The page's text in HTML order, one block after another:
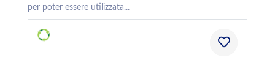
per poter essere utilizzata...